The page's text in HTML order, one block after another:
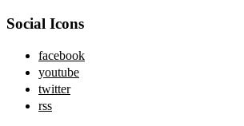
Social Icons
facebook
youtube
twitter
rss